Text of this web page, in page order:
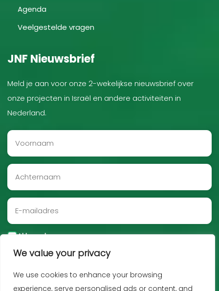
We value your privacy
We use cookies to enhance your browsing
experience, serve personalised ads or content, and
Agenda
Veelgestelde vragen
JNF Nieuwsbrief
Meld je aan voor onze 2-wekelijkse nieuwsbrief over
onze projecten in Israël en andere activiteiten in
Nederland.
Akkoord